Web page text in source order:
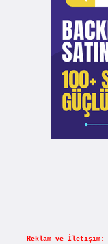
Reklam ve İletişim: